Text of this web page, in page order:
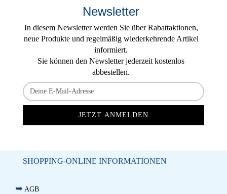
Newsletter
In diesem Newsletter werden Sie über Rabattaktionen,
neue Produkte und regelmäßig wiederkehrende Artikel
informiert.
Sie können den Newsletter jederzeit kostenlos
abbestellen.
SHOPPING-ONLINE INFORMATIONEN
➥ AGB